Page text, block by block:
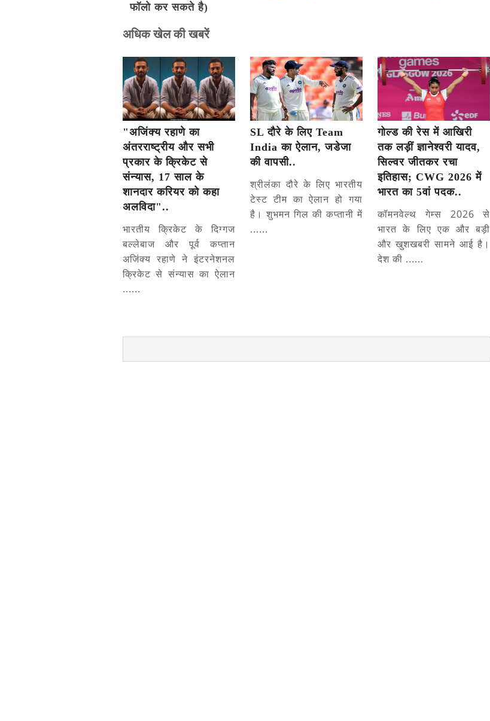
फॉलो कर सकते है)
अधिक खेल की खबरें
"अजिंक्य रहाणे का
अंतरराष्ट्रीय और सभी
प्रकार के क्रिकेट से
संन्यास, 17 साल के
शानदार करियर को कहा
अलविदा"..
भारतीय क्रिकेट के दिग्गज
बल्लेबाज और पूर्व कप्तान
अजिंक्य रहाणे ने इंटरनेशनल
क्रिकेट से संन्यास का ऐलान
......
SL दौरे के लिए Team
India का ऐलान, जडेजा
की वापसी..
श्रीलंका दौरे के लिए भारतीय
टेस्ट टीम का ऐलान हो गया
है। शुभमन गिल की कप्तानी में
......
गोल्ड की रेस में आखिरी
तक लड़ीं ज्ञानेश्वरी यादव,
सिल्वर जीतकर रचा
इतिहास; CWG 2026 में
भारत का 5वां पदक..
कॉमनवेल्थ गेम्स 2026 से
भारत के लिए एक और बड़ी
और खुशखबरी सामने आई है।
देश की ......